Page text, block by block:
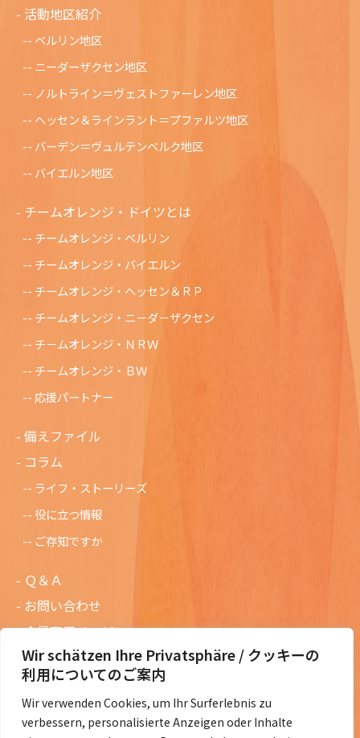
Wir schätzen Ihre Privatsphäre / クッキーの
利用についてのご案内
Wir verwenden Cookies, um Ihr Surferlebnis zu
verbessern, personalisierte Anzeigen oder Inhalte
活動地区紹介
ベルリン地区
ニーダーザクセン地区
ノルトライン＝ヴェストファーレン地区
ヘッセン＆ラインラント＝プファルツ地区
バーデン＝ヴュルテンベルク地区
バイエルン地区
チームオレンジ・ドイツとは
チームオレンジ・ベルリン
チームオレンジ・バイエルン
チームオレンジ・ヘッセン＆ＲＰ
チームオレンジ・ニ－ダ－ザクセン
チ－ムオレンジ・ＮＲＷ
チームオレンジ・ＢＷ
応援パートナー
備えファイル
コラム
ライフ・ストーリーズ
役に立つ情報
ご存知ですか
Ｑ＆Ａ
お問い合わせ
会員専用ページ
ニュースレターバックナンバー
過去の講演資料
総会議事録